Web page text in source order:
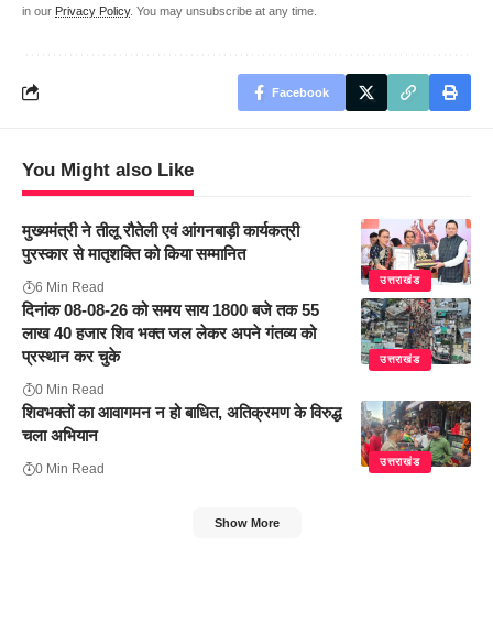
in our Privacy Policy. You may unsubscribe at any time.
Facebook
You Might also Like
उत्तराखंड
मुख्यमंत्री ने तीलू रौतेली एवं आंगनबाड़ी कार्यकत्री
पुरस्कार से मातृशक्ति को किया सम्मानित
6 Min Read
उत्तराखंड
दिनांक 08-08-26 को समय साय 1800 बजे तक 55
लाख 40 हजार शिव भक्त जल लेकर अपने गंतव्य को
प्रस्थान कर चुके
0 Min Read
उत्तराखंड
शिवभक्तों का आवागमन न हो बाधित, अतिक्रमण के विरुद्ध
चला अभियान
0 Min Read
Show More